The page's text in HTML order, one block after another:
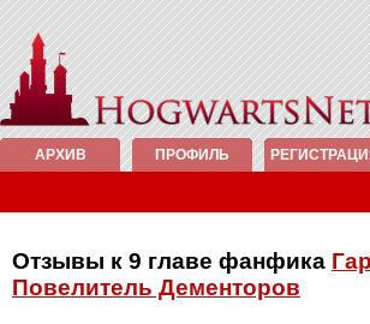
АРХИВ ПРОФИЛЬ
Отзывы к 9 главе фанфика
Повелитель Дементоров